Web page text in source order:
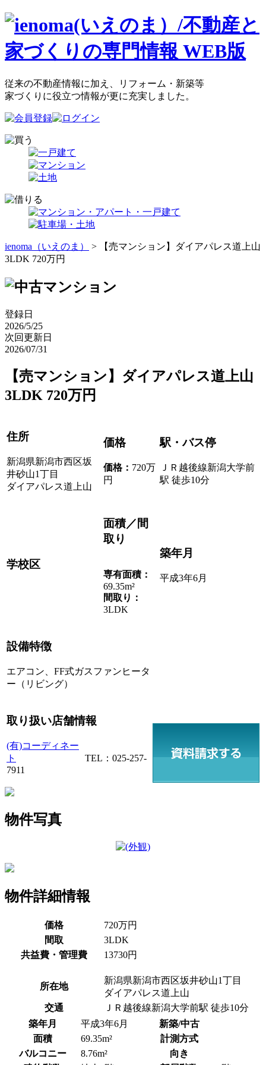
従来の不動産情報に加え、リフォーム・新築等
家づくりに役立つ情報が更に充実しました。
ienoma（いえのま）
> 【売マンション】ダイアパレス道上山
3LDK 720万円
登録日
2026/5/25
次回更新日
2026/07/31
【売マンション】ダイアパレス道上山
3LDK 720万円
住所
新潟県新潟市西区坂
井砂山1丁目
ダイアパレス道上山
価格
価格： 720万
円
駅・バス停
ＪＲ越後線新潟大学前
駅 徒歩10分
学校区
面積／間
取り
専有面積：
69.35m²
間取り：
3LDK
築年月
平成3年6月
設備特徴
エアコン、FF式ガスファンヒータ
ー（リビング）
取り扱い店舗情報
(有)コーディネー
ト
TEL：025-257-
7911
物件写真
物件詳細情報
価格
720万円
間取
3LDK
共益費・管理費
13730円
所在地
新潟県新潟市西区坂井砂山1丁目
ダイアパレス道上山
交通
ＪＲ越後線新潟大学前駅 徒歩10分
築年月
平成3年6月
新築/中古
面積
69.35m²
計測方式
バルコニー
8.76m²
向き